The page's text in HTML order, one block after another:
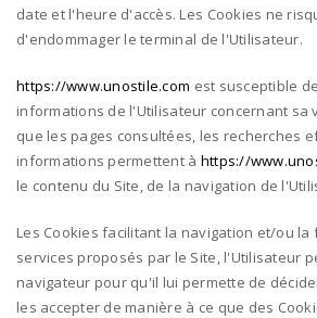
date et l'heure d'accès. Les Cookies ne
d'endommager le terminal de l'Utilisateur.
https://www.unostile.com est susceptible
informations de l'Utilisateur concernant sa
que les pages consultées, les recherches
informations permettent à https://
le contenu du Site, de la navigation de
Les Cookies facilitant la navigation et/ou
services proposés par le Site, l'Utilisateur
navigateur pour qu'il lui permette de
les accepter de manière à ce que des